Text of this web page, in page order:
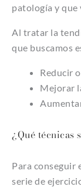
patología y que
Al tratar la
que buscamos
Reducir
Mejorar
¿Qué técnicas
Para conseguir
serie de